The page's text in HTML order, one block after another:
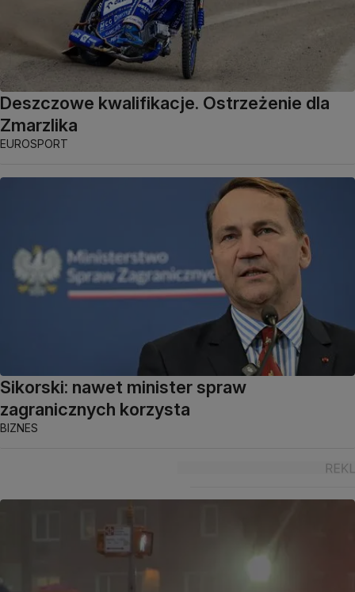
Deszczowe kwalifikacje. Ostrzeżenie dla
Zmarzlika
EUROSPORT
Sikorski: nawet minister spraw
zagranicznych korzysta
BIZNES